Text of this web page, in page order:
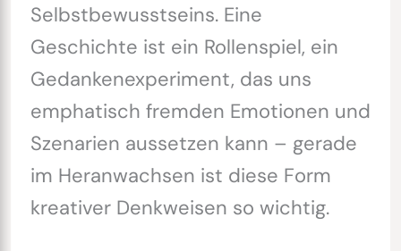
Selbstbewusstseins. Eine
Geschichte ist ein Rollenspiel, ein
Gedankenexperiment, das uns
emphatisch fremden Emotionen und
Szenarien aussetzen kann – gerade
im Heranwachsen ist diese Form
kreativer Denkweisen so wichtig.